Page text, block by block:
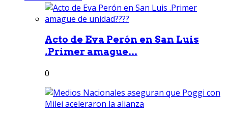
Acto de Eva Perón en San Luis
.Primer amague...
0